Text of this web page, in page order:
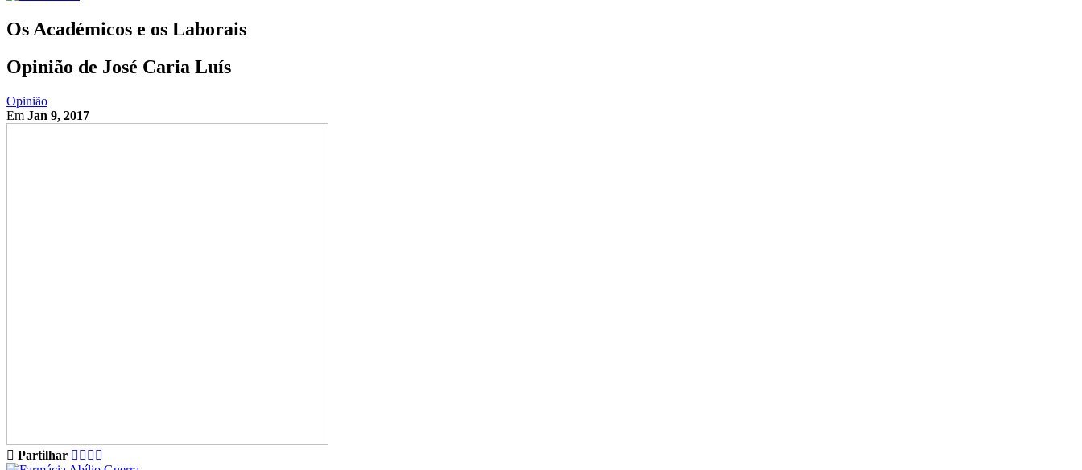
Os Académicos e os Laborais
Opinião de José Caria Luís
Opinião
Em Jan 9, 2017
Partilhar